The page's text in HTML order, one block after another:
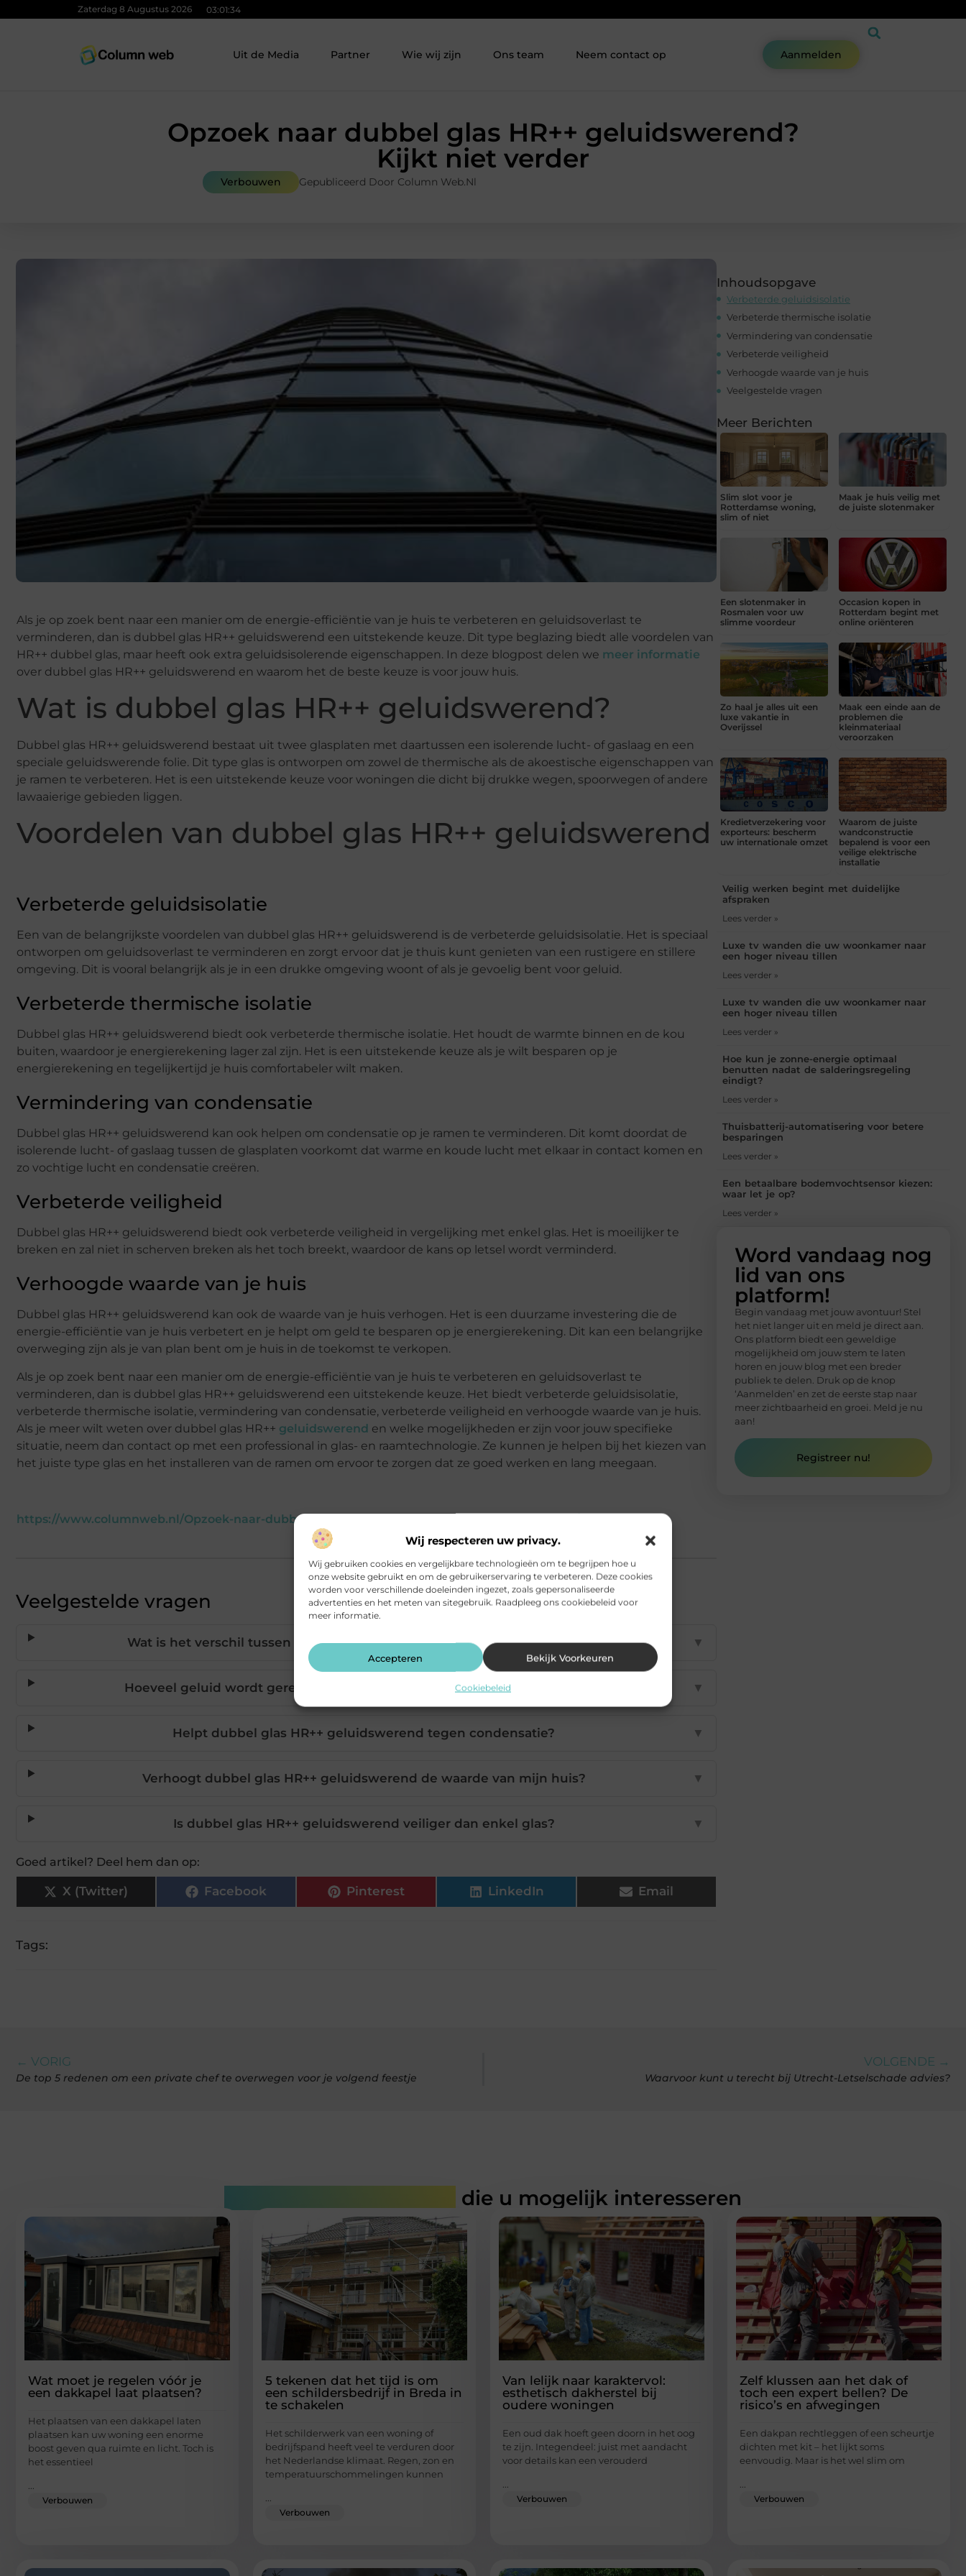
Wij respecteren uw privacy.
Wij gebruiken cookies en vergelijkbare technologieën om te begrijpen hoe u
onze website gebruikt en om de gebruikerservaring te verbeteren. Deze cookies
worden voor verschillende doeleinden ingezet, zoals gepersonaliseerde
advertenties en het meten van sitegebruik. Raadpleeg ons cookiebeleid voor
meer informatie.
Accepteren Bekijk Voorkeuren
Cookiebeleid
Zaterdag 8 Augustus 2026 03:01:35
Uit de Media Partner Wie wij zijn Ons team Neem contact op Aanmelden
Opzoek naar dubbel glas HR++ geluidswerend?
Kijkt niet verder
Verbouwen Gepubliceerd Door Column Web.nl
Als je op zoek bent naar een manier om de energie-efficiëntie van je huis te verbeteren en geluidsoverlast te
verminderen, dan is dubbel glas HR++ geluidswerend een uitstekende keuze. Dit type beglazing biedt alle voordelen van
HR++ dubbel glas, maar heeft ook extra geluidsisolerende eigenschappen. In deze blogpost delen we meer informatie
over dubbel glas HR++ geluidswerend en waarom het de beste keuze is voor jouw huis.
Wat is dubbel glas HR++ geluidswerend?
Dubbel glas HR++ geluidswerend bestaat uit twee glasplaten met daartussen een isolerende lucht- of gaslaag en een
speciale geluidswerende folie. Dit type glas is ontworpen om zowel de thermische als de akoestische eigenschappen van
je ramen te verbeteren. Het is een uitstekende keuze voor woningen die dicht bij drukke wegen, spoorwegen of andere
lawaaierige gebieden liggen.
Voordelen van dubbel glas HR++ geluidswerend
Verbeterde geluidsisolatie
Een van de belangrijkste voordelen van dubbel glas HR++ geluidswerend is de verbeterde geluidsisolatie. Het is speciaal
ontworpen om geluidsoverlast te verminderen en zorgt ervoor dat je thuis kunt genieten van een rustigere en stillere
omgeving. Dit is vooral belangrijk als je in een drukke omgeving woont of als je gevoelig bent voor geluid.
Verbeterde thermische isolatie
Dubbel glas HR++ geluidswerend biedt ook verbeterde thermische isolatie. Het houdt de warmte binnen en de kou
buiten, waardoor je energierekening lager zal zijn. Het is een uitstekende keuze als je wilt besparen op je
energierekening en tegelijkertijd je huis comfortabeler wilt maken.
Vermindering van condensatie
Dubbel glas HR++ geluidswerend kan ook helpen om condensatie op je ramen te verminderen. Dit komt doordat de
isolerende lucht- of gaslaag tussen de glasplaten voorkomt dat warme en koude lucht met elkaar in contact komen en
zo vochtige lucht en condensatie creëren.
Verbeterde veiligheid
Dubbel glas HR++ geluidswerend biedt ook verbeterde veiligheid in vergelijking met enkel glas. Het is moeilijker te
breken en zal niet in scherven breken als het toch breekt, waardoor de kans op letsel wordt verminderd.
Verhoogde waarde van je huis
Dubbel glas HR++ geluidswerend kan ook de waarde van je huis verhogen. Het is een duurzame investering die de
energie-efficiëntie van je huis verbetert en je helpt om geld te besparen op je energierekening. Dit kan een belangrijke
overweging zijn als je van plan bent om je huis in de toekomst te verkopen.
Als je op zoek bent naar een manier om de energie-efficiëntie van je huis te verbeteren en geluidsoverlast te
verminderen, dan is dubbel glas HR++ geluidswerend een uitstekende keuze. Het biedt verbeterde geluidsisolatie,
verbeterde thermische isolatie, vermindering van condensatie, verbeterde veiligheid en verhoogde waarde van je huis.
Als je meer wilt weten over dubbel glas HR++ geluidswerend en welke mogelijkheden er zijn voor jouw specifieke
situatie, neem dan contact op met een professional in glas- en raamtechnologie. Ze kunnen je helpen bij het kiezen van
het juiste type glas en het installeren van de ramen om ervoor te zorgen dat ze goed werken en lang meegaan.
https://www.columnweb.nl/Opzoek-naar-dubbel-glas-HR++-geluidswerend?-Kijkt-niet-verder/
Veelgestelde vragen
Wat is het verschil tussen HR++ glas en dubbel glas HR++ geluidswerend? ▼
Hoeveel geluid wordt gereduceerd met dubbel glas HR++ geluidswerend? ▼
Helpt dubbel glas HR++ geluidswerend tegen condensatie? ▼
Verhoogt dubbel glas HR++ geluidswerend de waarde van mijn huis? ▼
Is dubbel glas HR++ geluidswerend veiliger dan enkel glas? ▼
Goed artikel? Deel hem dan op:
X (Twitter) Facebook Pinterest LinkedIn Email
Tags:
Inhoudsopgave
Verbeterde geluidsisolatie
Verbeterde thermische isolatie
Vermindering van condensatie
Verbeterde veiligheid
Verhoogde waarde van je huis
Veelgestelde vragen
Meer Berichten
Slim slot voor je
Rotterdamse woning,
slim of niet
Maak je huis veilig met
de juiste slotenmaker
Een slotenmaker in
Rosmalen voor uw
slimme voordeur
Occasion kopen in
Rotterdam begint met
online oriënteren
Zo haal je alles uit een
luxe vakantie in
Overijssel
Maak een einde aan de
problemen die
kleinmateriaal
veroorzaken
Kredietverzekering voor
exporteurs: bescherm
uw internationale omzet
Waarom de juiste
wandconstructie
bepalend is voor een
veilige elektrische
installatie
Veilig werken begint met duidelijke
afspraken
Lees verder »
Luxe tv wanden die uw woonkamer naar
een hoger niveau tillen
Lees verder »
Luxe tv wanden die uw woonkamer naar
een hoger niveau tillen
Lees verder »
Hoe kun je zonne-energie optimaal
benutten nadat de salderingsregeling
eindigt?
Lees verder »
Thuisbatterij-automatisering voor betere
besparingen
Lees verder »
Een betaalbare bodemvochtsensor kiezen:
waar let je op?
Lees verder »
Word vandaag nog
lid van ons
platform!
Begin vandaag met jouw avontuur! Stel
het niet langer uit en meld je direct aan.
Ons platform biedt een geweldige
mogelijkheid om jouw stem te laten
horen en jouw blog met een breder
publiek te delen. Druk op de knop
‘Aanmelden’ en zet de eerste stap naar
meer zichtbaarheid en groei. Meld je nu
aan!
Registreer nu!
← VORIG
De top 5 redenen om een private chef te overwegen voor je volgend feestje
VOLGENDE →
Waarvoor kunt u terecht bij Utrecht-Letselschade advies?
die u mogelijk interesseren
Wat moet je regelen vóór je
een dakkapel laat plaatsen?
Het plaatsen van een dakkapel laten
plaatsen kan uw woning een enorme
boost geven qua ruimte en licht. Toch is
het essentieel
...
Verbouwen
5 tekenen dat het tijd is om
een schildersbedrijf in Breda in
te schakelen
Het schilderwerk van een woning of
bedrijfspand heeft veel te verduren door
het Nederlandse klimaat. Regen, zon en
temperatuurschommelingen kunnen
...
Verbouwen
Van lelijk naar karaktervol:
esthetisch dakherstel bij
oudere woningen
Een oud dak hoeft geen doorn in het oog
te zijn. Integendeel: juist met aandacht
voor details kan een verouderd
...
Verbouwen
Zelf klussen aan het dak of
toch een expert bellen? De
risico’s en afwegingen
Een dakpan rechtleggen of een scheurtje
dichten met kit – het lijkt soms
eenvoudig. Maar is het wel slim om
...
Verbouwen